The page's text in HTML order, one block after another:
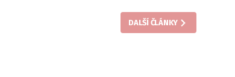
DALŠÍ ČLÁNKY